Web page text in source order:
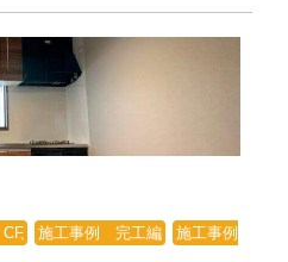
CF、 施工事例 完工編、
施工事例